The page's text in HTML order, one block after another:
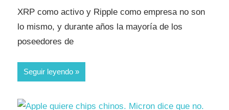
XRP como activo y Ripple como empresa no son
lo mismo, y durante años la mayoría de los
poseedores de
Seguir leyendo